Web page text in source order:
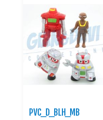
PVC_D_BLH_MB